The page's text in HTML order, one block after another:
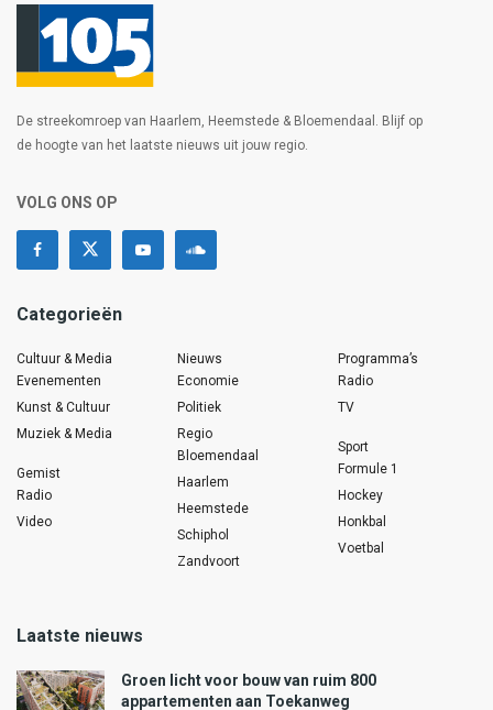
De streekomroep van Haarlem, Heemstede & Bloemendaal. Blijf op
de hoogte van het laatste nieuws uit jouw regio.
VOLG ONS OP
Categorieën
Cultuur & Media
Evenementen
Kunst & Cultuur
Muziek & Media
Gemist
Radio
Video
Nieuws
Economie
Politiek
Regio
Bloemendaal
Haarlem
Heemstede
Schiphol
Zandvoort
Programma’s
Radio
TV
Sport
Formule 1
Hockey
Honkbal
Voetbal
Laatste nieuws
Groen licht voor bouw van ruim 800
appartementen aan Toekanweg